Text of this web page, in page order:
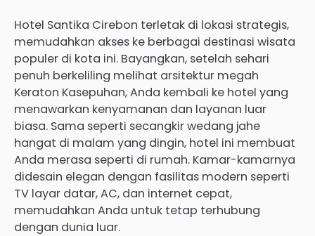
Hotel Santika Cirebon terletak di lokasi strategis,
memudahkan akses ke berbagai destinasi wisata
populer di kota ini. Bayangkan, setelah sehari
penuh berkeliling melihat arsitektur megah
Keraton Kasepuhan, Anda kembali ke hotel yang
menawarkan kenyamanan dan layanan luar
biasa. Sama seperti secangkir wedang jahe
hangat di malam yang dingin, hotel ini membuat
Anda merasa seperti di rumah. Kamar-kamarnya
didesain elegan dengan fasilitas modern seperti
TV layar datar, AC, dan internet cepat,
memudahkan Anda untuk tetap terhubung
dengan dunia luar.